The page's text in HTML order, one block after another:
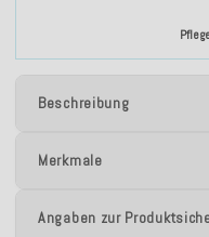
Beschreibung
Merkmale
Angaben zur